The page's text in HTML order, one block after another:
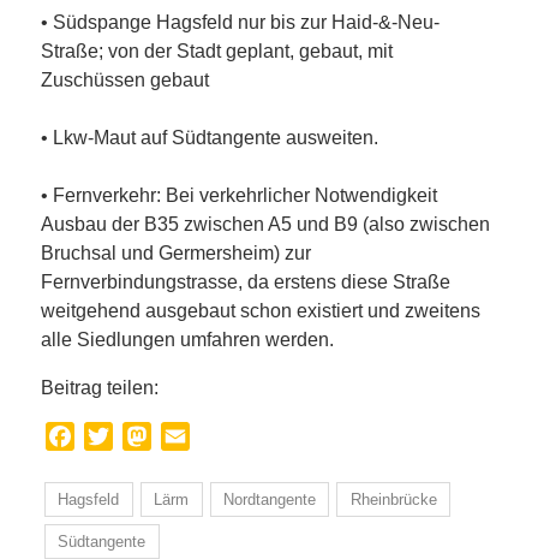
• Südspange Hagsfeld nur bis zur Haid-&-Neu-
Straße; von der Stadt geplant, gebaut, mit
Zuschüssen gebaut
• Lkw-Maut auf Südtangente ausweiten.
• Fernverkehr: Bei verkehrlicher Notwendigkeit
Ausbau der B35 zwischen A5 und B9 (also zwischen
Bruchsal und Germersheim) zur
Fernverbindungstrasse, da erstens diese Straße
weitgehend ausgebaut schon existiert und zweitens
alle Siedlungen umfahren werden.
Beitrag teilen:
Facebook
TwitterMastodon
Hagsfeld Lärm Nordtangente Rheinbrücke
Südtangente